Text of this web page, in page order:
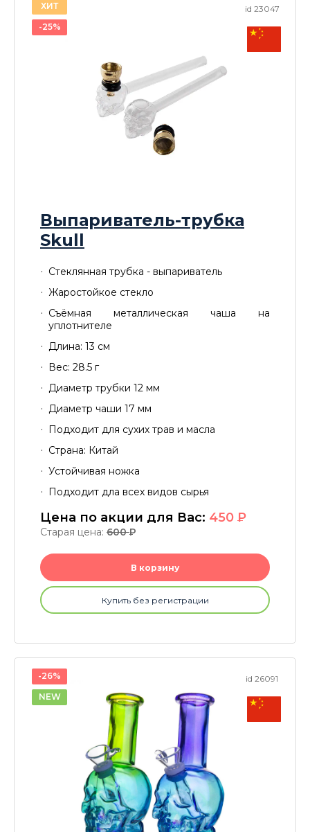
id 23047
ХИТ
-25%
Выпариватель-трубка
Skull
Стеклянная трубка - выпариватель
Жаростойкое стекло
Съёмная металлическая чаша на
уплотнителе
Длина: 13 см
Вес: 28.5 г
Диаметр трубки 12 мм
Диаметр чаши 17 мм
Подходит для сухих трав и масла
Страна: Китай
Устойчивая ножка
Подходит дла всех видов сырья
Цена по акции для Вас: 450 P
Старая цена: 600P
В корзину
Купить без регистрации
id 26091
-26%
NEW